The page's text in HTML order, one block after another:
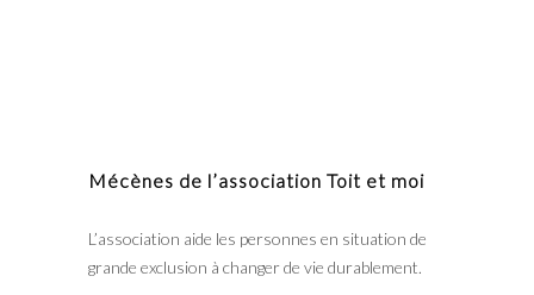
Mécènes de l’association Toit et moi
L’association aide les personnes en situation de
grande exclusion à changer de vie durablement.